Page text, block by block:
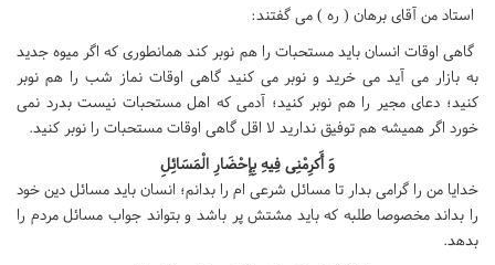
استاد من آقای برهان ( ره ) می گفتند:
گاهی اوقات انسان باید مستحبات را هم نوبر کند همانطوری که اگر میوه جدید
به بازار می آید می خرید و نوبر می کنید گاهی اوقات نماز شب را هم نوبر
کنید؛ دعای مجیر را هم نوبر کنید؛ آدمی که اهل مستحبات نیست بدرد نمی
خورد اگر همیشه هم توفیق ندارید لا اقل گاهی اوقات مستحبات را نوبر کنید.
وَ أَکرِمْنِی فِیهِ بِإِحْضَارِ الْمَسَائِلِ
خدایا من را گرامی بدار تا مسائل شرعی ام را بدانم؛ انسان باید مسائل دین خود
را بداند مخصوصا طلبه که باید مشتش پر باشد و بتواند جواب مسائل مردم را
بدهد.